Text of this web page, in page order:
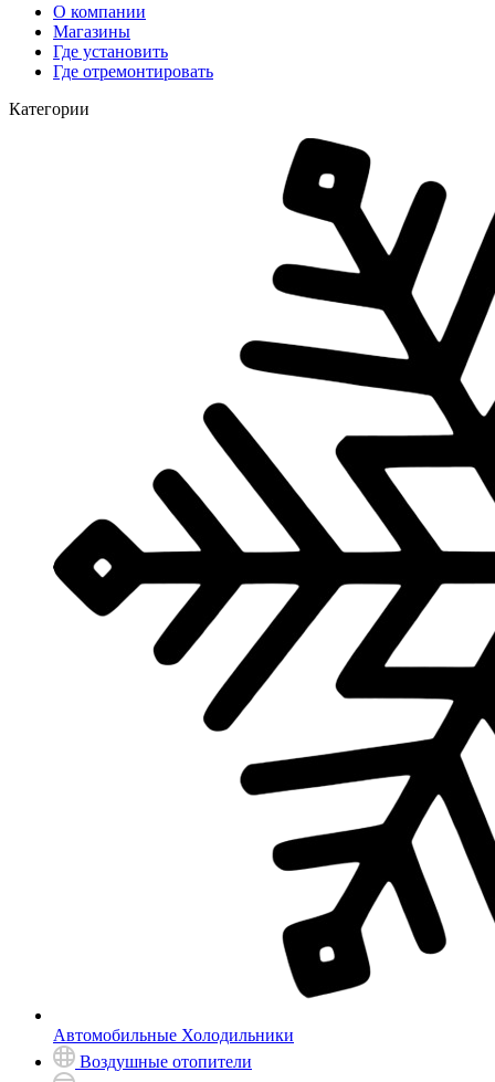
О компании
Магазины
Где установить
Где отремонтировать
Категории
Автомобильные Холодильники
Воздушные отопители